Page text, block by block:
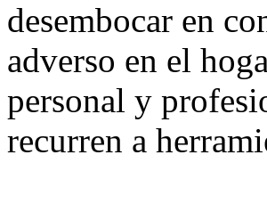
desembocar en
adverso en el
personal y
recurren a